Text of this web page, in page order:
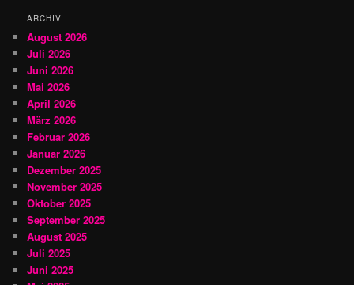
ARCHIV
August 2026
Juli 2026
Juni 2026
Mai 2026
April 2026
März 2026
Februar 2026
Januar 2026
Dezember 2025
November 2025
Oktober 2025
September 2025
August 2025
Juli 2025
Juni 2025